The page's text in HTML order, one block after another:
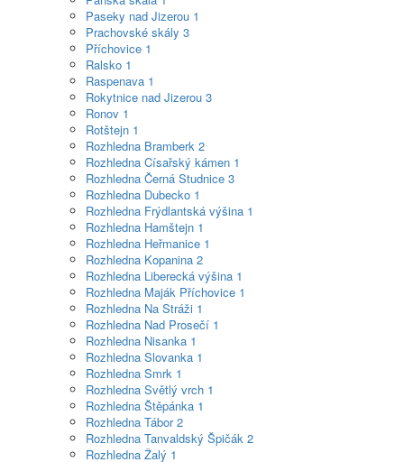
Paseky nad Jizerou 1
Prachovské skály 3
Příchovice 1
Ralsko 1
Raspenava 1
Rokytnice nad Jizerou 3
Ronov 1
Rotštejn 1
Rozhledna Bramberk 2
Rozhledna Císařský kámen 1
Rozhledna Černá Studnice 3
Rozhledna Dubecko 1
Rozhledna Frýdlantská výšina 1
Rozhledna Hamštejn 1
Rozhledna Heřmanice 1
Rozhledna Kopanina 2
Rozhledna Liberecká výšina 1
Rozhledna Maják Příchovice 1
Rozhledna Na Stráži 1
Rozhledna Nad Prosečí 1
Rozhledna Nisanka 1
Rozhledna Slovanka 1
Rozhledna Smrk 1
Rozhledna Světlý vrch 1
Rozhledna Štěpánka 1
Rozhledna Tábor2
Rozhledna Tanvaldský Špičák 2
Rozhledna Žalý 1